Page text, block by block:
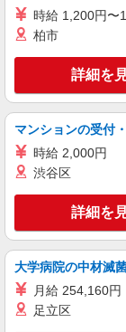
キープ
株式会社kotrio /●UT-
キー
派遣社員
株式会社kotrio /●UT-
時給 1,200円〜
柏市
詳細を
マンションの受付
時給 2,000円
渋谷区
詳細を
大学病院の中材滅
月給 254,160円
足立区